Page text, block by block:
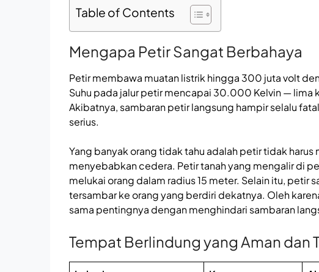
Table of Contents
Mengapa Petir Sangat Berbahaya
Petir membawa muatan listrik hingga 300 juta volt
Suhu pada jalur petir mencapai 30.000 Kelvin — lima
Akibatnya, sambaran petir langsung hampir selalu
serius.
Yang banyak orang tidak tahu adalah petir tidak
menyebabkan cedera. Petir tanah yang mengalir di
melukai orang dalam radius 15 meter. Selain itu,
tersambar ke orang yang berdiri dekatnya. Oleh
sama pentingnya dengan menghindari sambaran
Tempat Berlindung yang Aman dan